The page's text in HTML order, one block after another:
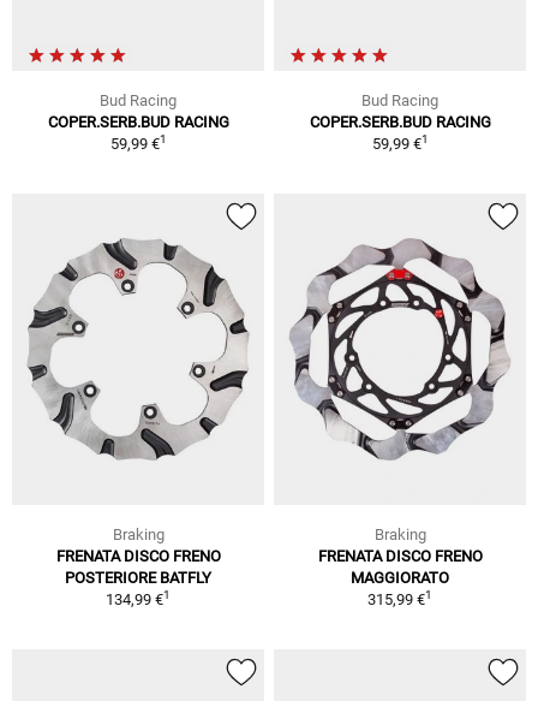
Bud Racing
COPER.SERB.BUD RACING
59,99 €1
Bud Racing
COPER.SERB.BUD RACING
59,99 €1
Braking
FRENATA DISCO FRENO
POSTERIORE BATFLY
134,99 €1
Braking
FRENATA DISCO FRENO
MAGGIORATO
315,99 €1